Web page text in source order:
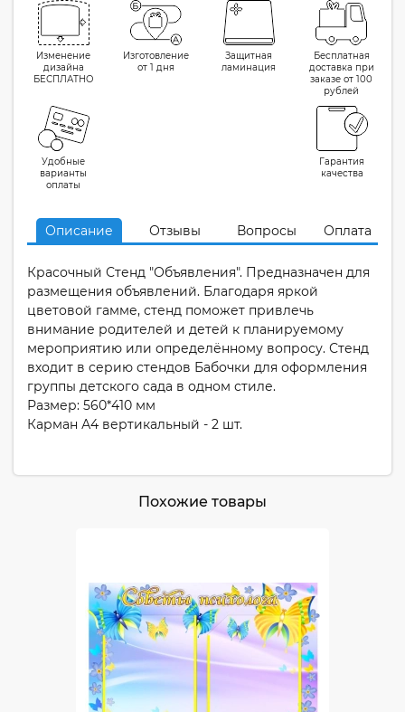
Изменение
дизайна
БЕСПЛАТНО
Изготовление
от 1 дня
Защитная
ламинация
Бесплатная
доставка при
заказе от 100
рублей
Удобные
варианты
оплаты
Гарантия
качества
Описание Отзывы Вопросы Оплата
Красочный Стенд "Объявления". Предназначен для
размещения объявлений. Благодаря яркой
цветовой гамме, стенд поможет привлечь
внимание родителей и детей к планируемому
мероприятию или определённому вопросу. Стенд
входит в серию стендов Бабочки для оформления
группы детского сада в одном стиле.
Размер: 560*410 мм
Карман А4 вертикальный - 2 шт.
Похожие товары